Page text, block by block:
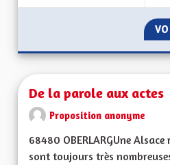
De la parole aux actes
Proposition anonyme
68480 OBERLARGUne
sont toujours très